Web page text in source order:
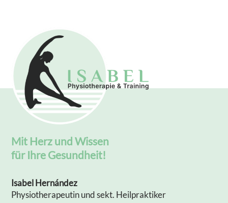
Mit Herz und Wissen
für Ihre Gesundheit!
Isabel Hernández
Physiotherapeutin und sekt. Heilpraktiker